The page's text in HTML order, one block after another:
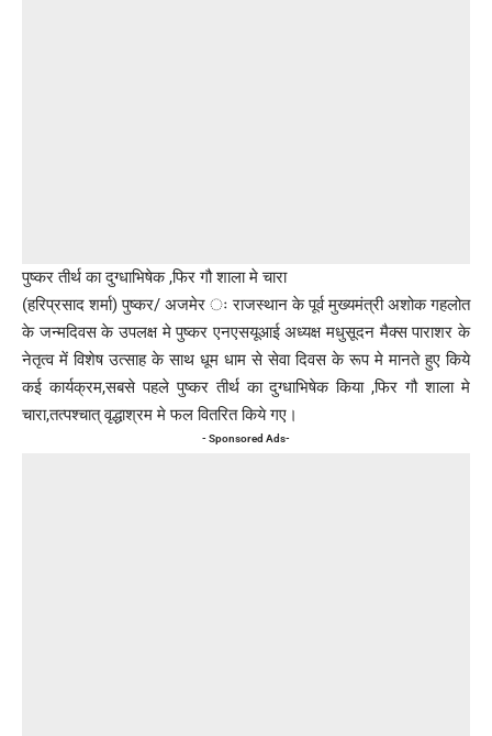
पुष्कर तीर्थ का दुग्धाभिषेक ,फिर गौ शाला मे चारा
(हरिप्रसाद शर्मा) पुष्कर/ अजमेर ः राजस्थान के पूर्व मुख्यमंत्री अशोक गहलोत
के जन्मदिवस के उपलक्ष मे पुष्कर एनएसयूआई अध्यक्ष मधुसूदन मैक्स पाराशर के
नेतृत्व में विशेष उत्साह के साथ धूम धाम से सेवा दिवस के रूप मे मानते हुए किये
कई कार्यक्रम,सबसे पहले पुष्कर तीर्थ का दुग्धाभिषेक किया ,फिर गौ शाला मे
चारा,तत्पश्चात् वृद्धाश्रम मे फल वितरित किये गए।
- Sponsored Ads-